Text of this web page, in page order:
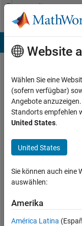
Weiter zum Inhalt
Community
Profile
Megan
Renny
Last
Monate
vor
|
Aktiv
2022
Followers:
Website
Wählen Sie eine
(sofern verfügbar)
Angebote
Standorts empfehlen
United States.
United States
Sie können auch eine
auswählen:
Amerika
América Latina